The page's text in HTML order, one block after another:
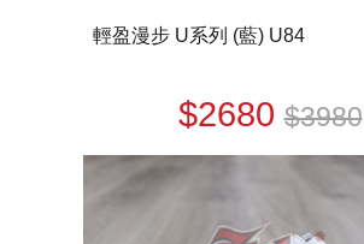
輕盈漫步 U系列 (藍) U84
$2680$3980